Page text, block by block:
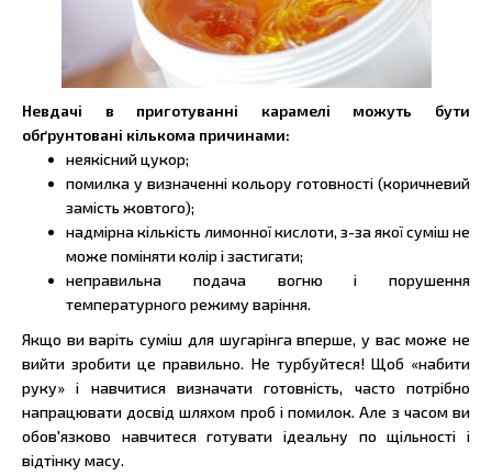
Невдачі в приготуванні карамелі можуть бути
обґрунтовані кількома причинами:
неякісний цукор;
помилка у визначенні кольору готовності (коричневий
замість жовтого);
надмірна кількість лимонної кислоти, з-за якої суміш не
може поміняти колір і застигати;
неправильна подача вогню і порушення
температурного режиму варіння.
Якщо ви варіть суміш для шугарінга вперше, у вас може не
вийти зробити це правильно. Не турбуйтеся! Щоб «набити
руку» і навчитися визначати готовність, часто потрібно
напрацювати досвід шляхом проб і помилок. Але з часом ви
обов'язково навчитеся готувати ідеальну по щільності і
відтінку масу.